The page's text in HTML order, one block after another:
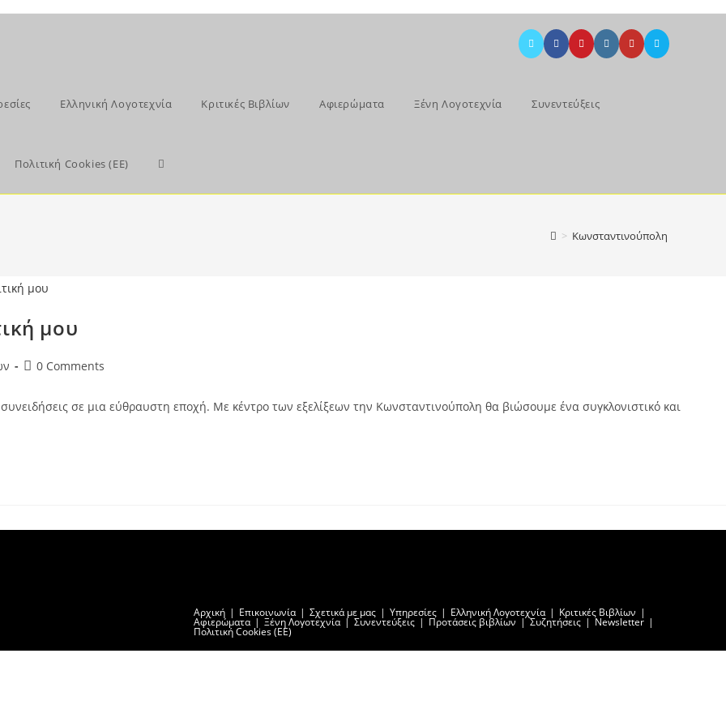
Ελληνική Λογοτεχνία Κριτικές Βιβλίων Αφιερώματα Ξένη Λογοτεχνία Συνεντεύξεις
Πολιτική Cookies (ΕΕ) Toggle
> Κωνσταντινούπολη
μου
Post0 Comments
σε μια εύθραυστη εποχή. Με κέντρο των εξελίξεων την Κωνσταντινούπολη θα βιώσουμε ένα συγκλονιστικό και
Αρχική Επικοινωνία Σχετικά με μας Υπηρεσίες Ελληνική Λογοτεχνία Κριτικές Βιβλίων
Αφιερώματα Ξένη Λογοτεχνία Συνεντεύξεις Προτάσεις βιβλίων Συζητήσεις Newsletter
Πολιτική Cookies (ΕΕ)